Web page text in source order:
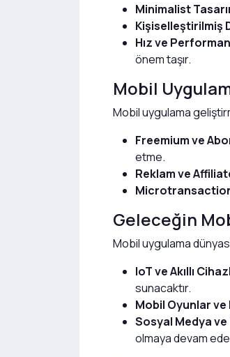
Minimalist
Kişiselleştirilmiş
Hız ve
önem taşır.
Mobil
Mobil uygulama
Freemium ve
etme.
Reklam ve
Geleceğin
Mobil uygulama
IoT ve Akıllı
sunacaktır.
Mobil Oyunlar
Sosyal Medya
olmaya devam